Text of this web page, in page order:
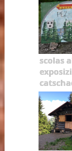
scolas